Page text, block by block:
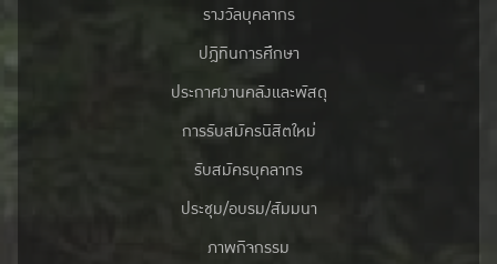
รางวัลบุคลากร
ปฎิทินการศึกษา
ประกาศงานคลังและพัสดุ
การรับสมัครนิสิตใหม่
รับสมัครบุคลากร
ประชุม/อบรม/สัมมนา
ภาพกิจกรรม